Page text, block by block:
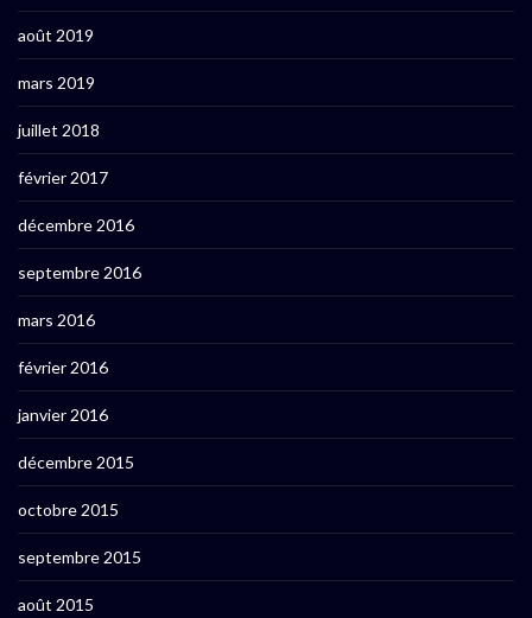
août 2019
mars 2019
juillet 2018
février 2017
décembre 2016
septembre 2016
mars 2016
février 2016
janvier 2016
décembre 2015
octobre 2015
septembre 2015
août 2015